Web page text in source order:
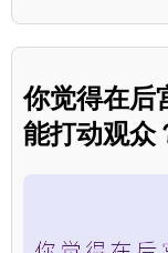
你觉得在后
能打动观众